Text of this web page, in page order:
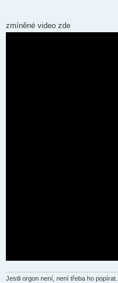
zmíněné video zde
Jestli orgon není, není třeba ho popírat.